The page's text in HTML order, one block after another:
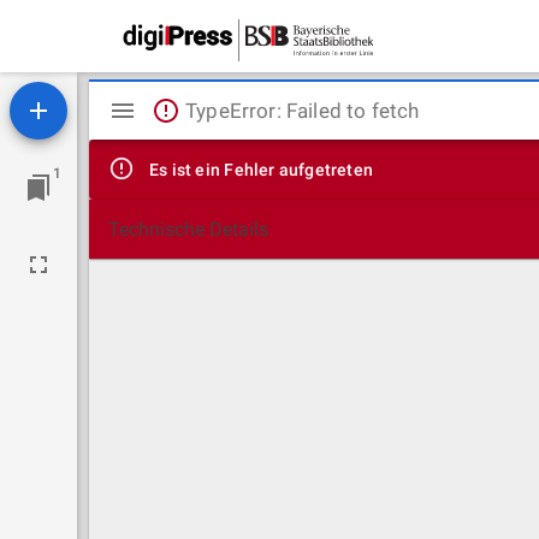
1
Mirador
Viewer
TypeError: Failed to fetch
Es ist ein Fehler aufgetreten
Technische Details